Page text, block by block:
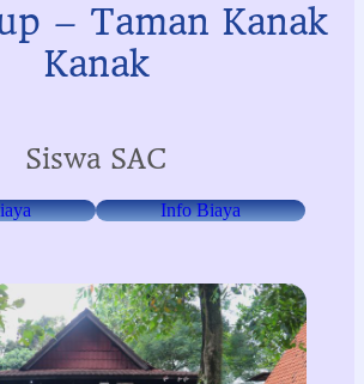
– Taman Kanak
Kanak
Siswa SAC
Info Biaya